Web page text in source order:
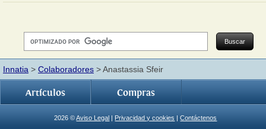
Innatia > Colaboradores > Anastassia Sfeir
Artículos Compras
2026 ©Aviso Legal | Privacidad y cookies |Contáctenos